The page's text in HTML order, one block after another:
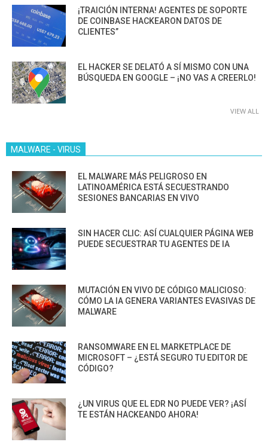
¡TRAICIÓN INTERNA! AGENTES DE SOPORTE
DE COINBASE HACKEARON DATOS DE
CLIENTES”
EL HACKER SE DELATÓ A SÍ MISMO CON UNA
BÚSQUEDA EN GOOGLE – ¡NO VAS A CREERLO!
VIEW ALL
MALWARE - VIRUS
EL MALWARE MÁS PELIGROSO EN
LATINOAMÉRICA ESTÁ SECUESTRANDO
SESIONES BANCARIAS EN VIVO
SIN HACER CLIC: ASÍ CUALQUIER PÁGINA WEB
PUEDE SECUESTRAR TU AGENTES DE IA
MUTACIÓN EN VIVO DE CÓDIGO MALICIOSO:
CÓMO LA IA GENERA VARIANTES EVASIVAS DE
MALWARE
RANSOMWARE EN EL MARKETPLACE DE
MICROSOFT – ¿ESTÁ SEGURO TU EDITOR DE
CÓDIGO?
¿UN VIRUS QUE EL EDR NO PUEDE VER? ¡ASÍ
TE ESTÁN HACKEANDO AHORA!